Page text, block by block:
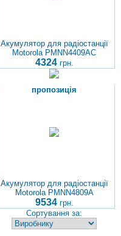
Акумулятор для радіостанції
Motorola PMNN4409AС
4324грн.
пропозиція
Акумулятор для радіостанції
Motorola PMNN4809A
9534грн.
Сортування за: